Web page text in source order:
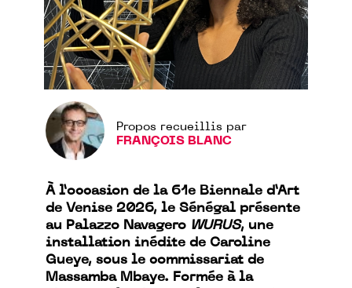
Propos recueillis par
FRANÇOIS BLANC
À l’occasion de la 61e Biennale d’Art
de Venise 2026, le Sénégal présente
au Palazzo Navagero WURUS, une
installation inédite de Caroline
Gueye, sous le commissariat de
Massamba Mbaye. Formée à la